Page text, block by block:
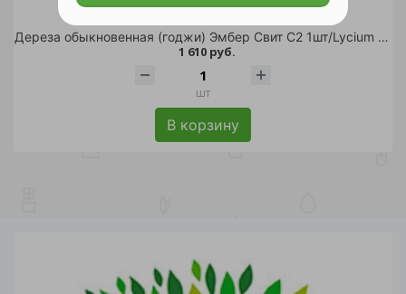
Дереза обыкновенная (годжи) Эмбер Свит С2 1шт/Lycium barbarum AMBER SWEET
1 610 руб.
шт
В корзину